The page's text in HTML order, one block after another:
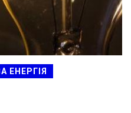
ЕНЕРГІЯ